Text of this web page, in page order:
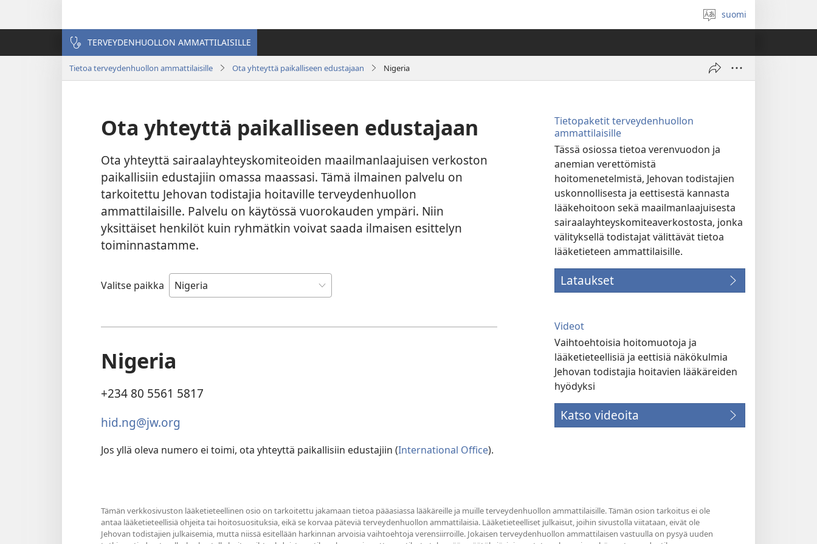
Valitse
kieli
suomi
TERVEYDENHUOLLON AMMATTILAISILLE
Tietoa terveydenhuollon ammattilaisille Ota yhteyttä paikalliseen edustajaan Nigeria
Ota yhteyttä paikalliseen edustajaan
Ota yhteyttä sairaalayhteyskomiteoiden maailmanlaajuisen verkoston
paikallisiin edustajiin omassa maassasi. Tämä ilmainen palvelu on
tarkoitettu Jehovan todistajia hoitaville terveydenhuollon
ammattilaisille. Palvelu on käytössä vuorokauden ympäri. Niin
yksittäiset henkilöt kuin ryhmätkin voivat saada ilmaisen esittelyn
toiminnastamme.
Valitse paikka
Nigeria
+234 80 5561 5817
hid.ng@jw.org
Jos yllä oleva numero ei toimi, ota yhteyttä paikallisiin edustajiin (International Office).
Tietopaketit terveydenhuollon
ammattilaisille
Tässä osiossa tietoa verenvuodon ja
anemian verettömistä
hoitomenetelmistä, Jehovan todistajien
uskonnollisesta ja eettisestä kannasta
lääkehoitoon sekä maailmanlaajuisesta
sairaalayhteyskomiteaverkostosta, jonka
välityksellä todistajat välittävät tietoa
lääketieteen ammattilaisille.
Lataukset
Videot
Vaihtoehtoisia hoitomuotoja ja
lääketieteellisiä ja eettisiä näkökulmia
Jehovan todistajia hoitavien lääkäreiden
hyödyksi
Katso videoita
Tämän verkkosivuston lääketieteellinen osio on tarkoitettu jakamaan tietoa pääasiassa lääkäreille ja muille terveydenhuollon ammattilaisille. Tämän osion tarkoitus ei ole
antaa lääketieteellisiä ohjeita tai hoitosuosituksia, eikä se korvaa päteviä terveydenhuollon ammattilaisia. Lääketieteelliset julkaisut, joihin sivustolla viitataan, eivät ole
Jehovan todistajien julkaisemia, mutta niissä esitellään harkinnan arvoisia vaihtoehtoja verensiirroille. Jokaisen terveydenhuollon ammattilaisen vastuulla on pysyä uuden